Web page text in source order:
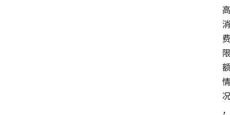
高
消
费
限
额
情
况
，